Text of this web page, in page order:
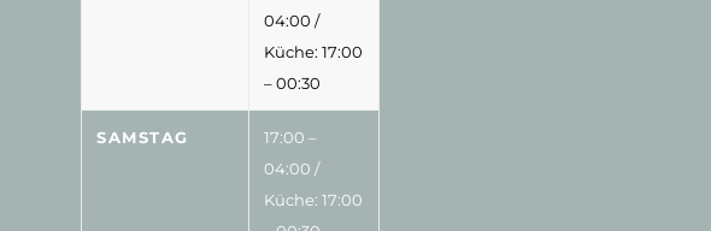
04:00 /
Küche: 17:00
– 00:30
SAMSTAG
17:00 –
04:00 /
Küche: 17:00